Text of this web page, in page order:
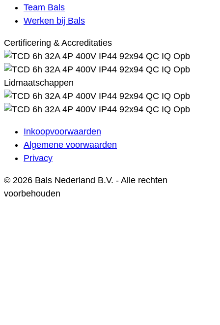
Team Bals
Werken bij Bals
Certificering & Accreditaties
Lidmaatschappen
Inkoopvoorwaarden
Algemene voorwaarden
Privacy
© 2026 Bals Nederland B.V. - Alle rechten
voorbehouden